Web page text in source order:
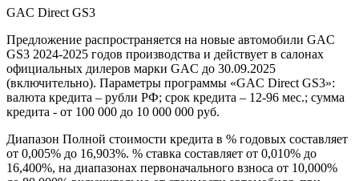
GAC Direct GS3
Предложение распространяется на новые автомобили GAC
GS3 2024-2025 годов производства и действует в салонах
официальных дилеров марки GAC до 30.09.2025
(включительно). Параметры программы «GAC Direct GS3»:
валюта кредита – рубли РФ; срок кредита – 12-96 мес.; сумма
кредита - от 100 000 до 10 000 000 руб.
Диапазон Полной стоимости кредита в % годовых составляет
от 0,005% до 16,903%. % ставка составляет от 0,010% до
16,400%, на диапазонах первоначального взноса от 10,000%